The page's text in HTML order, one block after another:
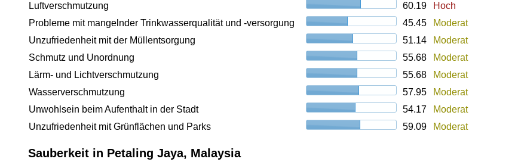
Luftverschmutzung 60.19
Hoch
Probleme mit mangelnder Trinkwasserqualität und -versorgung
45.45
Moderat
Unzufriedenheit mit der Müllentsorgung
51.14
Moderat
Schmutz und Unordnung
55.68
Moderat
Lärm- und Lichtverschmutzung
55.68
Moderat
Wasserverschmutzung
57.95
Moderat
Unwohlsein beim Aufenthalt in der Stadt
54.17
Moderat
Unzufriedenheit mit Grünflächen und Parks
59.09 Moderat
Sauberkeit in Petaling Jaya, Malaysia